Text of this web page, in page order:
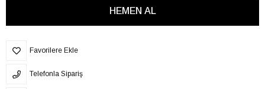
Favorilere Ekle
Telefonla Sipariş